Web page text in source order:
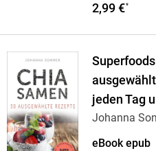
2,99 €*
jeden Tag
Johanna
eBook epub